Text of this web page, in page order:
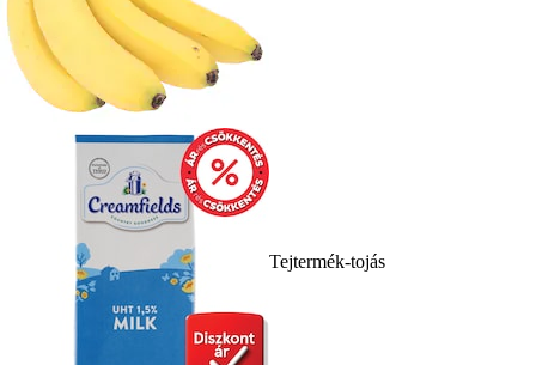
Tejtermék-tojás